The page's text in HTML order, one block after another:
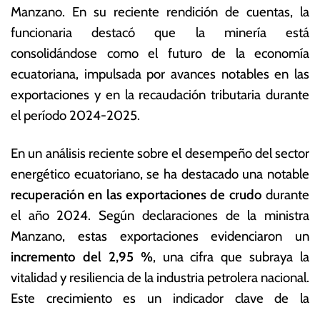
li
d
e
2
2
5
ta
E
c
o
ó
m
a
Manzano. En su reciente rendición de cuentas, la
funcionaria destacó que la minería está
consolidándose como el futuro de la economía
ecuatoriana, impulsada por avances notables en las
exportaciones y en la recaudación tributaria durante
el período 2024-2025.
En un análisis reciente sobre el desempeño del sector
energético ecuatoriano, se ha destacado una notable
recuperación en las exportaciones de crudo durante
el año 2024. Según declaraciones de la ministra
Manzano, estas exportaciones evidenciaron un
incremento del 2,95 %, una cifra que subraya la
vitalidad y resiliencia de la industria petrolera nacional.
Este crecimiento es un indicador clave de la